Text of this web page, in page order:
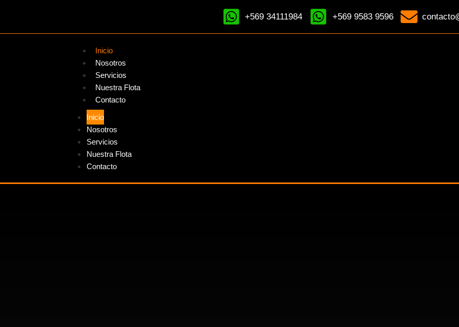
+569 34111984 +569 9583 9596
Inicio
Nosotros
Servicios
Nuestra Flota
Contacto
Inicio
Nosotros
Servicios
Nuestra Flota
Contacto